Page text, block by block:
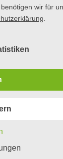
wir für